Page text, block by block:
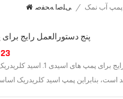
ﯽﻠﺻﺍ ﻪﺤﻔﺻ / پمپ آب نمک
پنج دستورالعمل رایج
پنج دستورالعمل رایج برای پمپ
معمولی 38 درصد است، بنابراین پمپ اسید